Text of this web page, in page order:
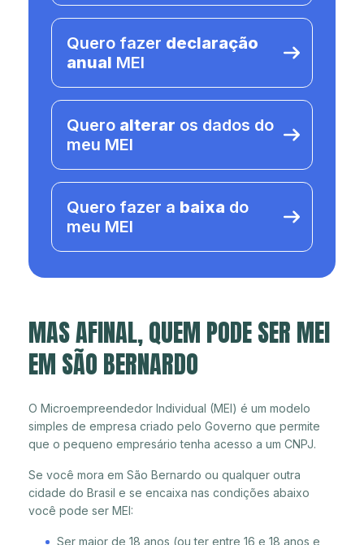
Quero fazer declaração
anual MEI
Quero alterar os dados do
meu MEI
Quero fazer a baixa do
meu MEI
MAS AFINAL, QUEM PODE SER MEI
EM SÃO BERNARDO
O Microempreendedor Individual (MEI) é um modelo
simples de empresa criado pelo Governo que permite
que o pequeno empresário tenha acesso a um CNPJ.
Se você mora em São Bernardo ou qualquer outra
cidade do Brasil e se encaixa nas condições abaixo
você pode ser MEI:
Ser maior de 18 anos (ou ter entre 16 e 18 anos e